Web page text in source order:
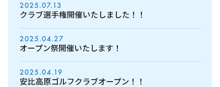
2025.07.13
クラブ選手権開催いたしました！！
2025.04.27
オープン祭開催いたします！
2025.04.19
安比高原ゴルフクラブオープン！！